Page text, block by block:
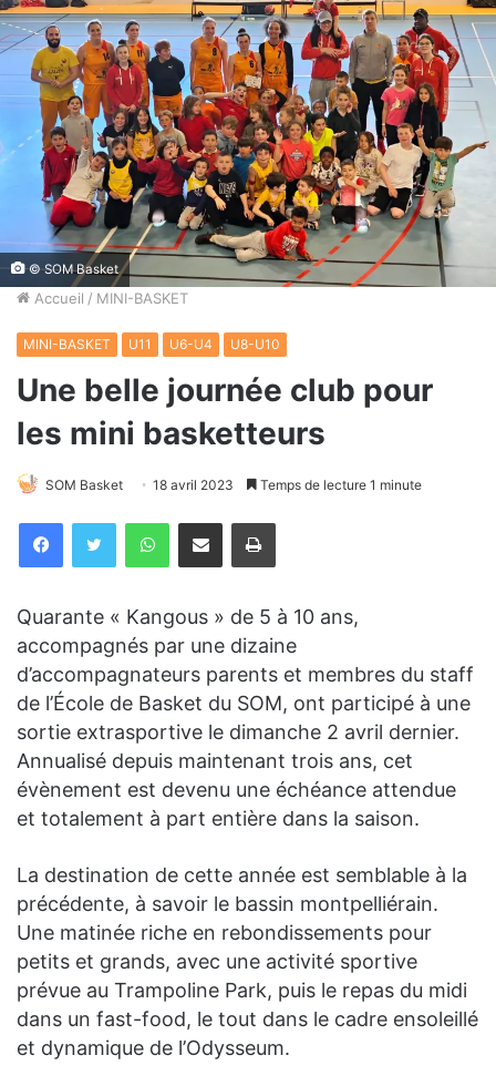
© SOM Basket
Accueil / MINI-BASKET
MINI-BASKET U11 U6-U4 U8-U10
Une belle journée club pour
les mini basketteurs
SOM Basket 18 avril 2023 Temps de lecture 1 minute
Quarante « Kangous » de 5 à 10 ans,
accompagnés par une dizaine
d’accompagnateurs parents et membres du staff
de l’École de Basket du SOM, ont participé à une
sortie extrasportive le dimanche 2 avril dernier.
Annualisé depuis maintenant trois ans, cet
évènement est devenu une échéance attendue
et totalement à part entière dans la saison.
La destination de cette année est semblable à la
précédente, à savoir le bassin montpelliérain.
Une matinée riche en rebondissements pour
petits et grands, avec une activité sportive
prévue au Trampoline Park, puis le repas du midi
dans un fast-food, le tout dans le cadre ensoleillé
et dynamique de l’Odysseum.